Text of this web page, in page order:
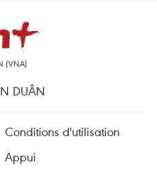
(VNA)
DUÂN
Conditions d'utilisation
Appui